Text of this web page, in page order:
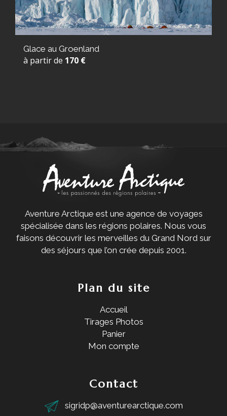
Glace au Groenland
à partir de 170 €
Aventure Arctique est une agence de voyages
spécialisée dans les régions polaires. Nous vous
faisons découvrir les merveilles du Grand Nord sur
des séjours que l’on crée depuis 2001.
Plan du site
Accueil
Tirages Photos
Panier
Mon compte
Contact
sigridp@aventurearctique.com